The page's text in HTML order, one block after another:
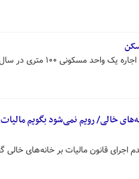
خالی/ رویم نمی‌شود بگویم
قانون مالیات بر خانه‌های خالی